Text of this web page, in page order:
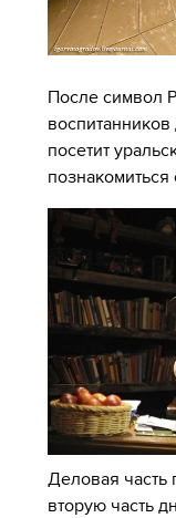
После символ
посетит
познакомиться
Деловая часть
вторую часть